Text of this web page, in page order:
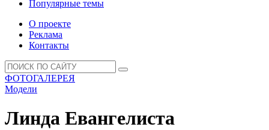
Популярные темы
О проекте
Реклама
Контакты
ФОТОГАЛЕРЕЯ
Модели
Линда Евангелиста